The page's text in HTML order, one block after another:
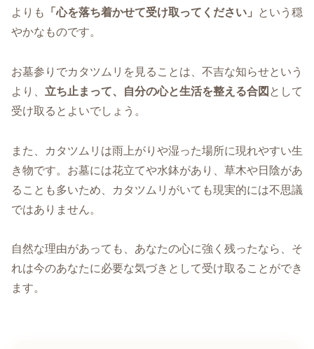
よりも
「心を落ち着かせて受け取ってください」
という穏
やかなものです。
お墓参りでカタツムリを見ることは、不吉な知らせという
より、 立ち止まって、自分の心と生活を整える合図 として
受け取るとよいでしょう。
また、カタツムリは雨上がりや湿った場所に現れやすい生
き物です。お墓には花立てや水鉢があり、草木や日陰があ
ることも多いため、カタツムリがいても現実的には不思議
ではありません。
自然な理由があっても、あなたの心に強く残ったなら、そ
れは今のあなたに必要な気づきとして受け取ることができ
ます。